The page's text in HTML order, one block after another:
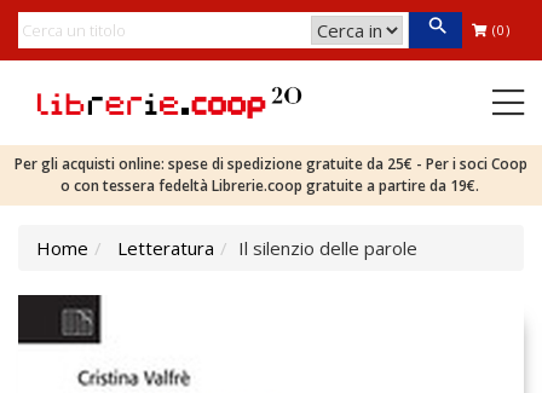
(0)
Per gli acquisti online: spese di spedizione gratuite da 25€ - Per i soci Coop
o con tessera fedeltà Librerie.coop gratuite a partire da 19€.
Home Letteratura Il silenzio delle parole